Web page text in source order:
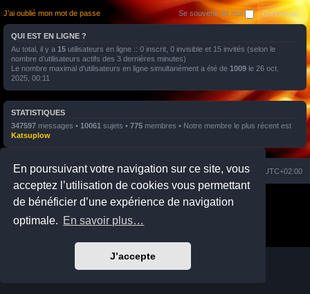
En poursuivant votre navigation sur ce site, vous
acceptez l’utilisation de cookies vous permettant
de bénéficier d’une expérience de navigation
optimale. En savoir plus…
J’accepte
J’ai oublié mon mot de passe Se souvenir de moi
QUI EST EN LIGNE ?
Au total, il y a 15 utilisateurs en ligne :: 0 inscrit, 0 invisible et 15 invités (selon le
nombre d’utilisateurs actifs des 3 dernières minutes)
Le nombre maximal d’utilisateurs en ligne simultanément a été de 1009 le 26 oct.
2025, 00:11
STATISTIQUES
347597 messages • 10061 sujets • 775 membres • Notre membre le plus récent est
Katsuplow
Nuage Portail Accueil du forum Fuseau horaire sur UTC+02:00
Développé par phpBB
® Forum Software © phpBB Limited
Prosilver Dark Edition by
Premium phpBB Styles
Traduction française officielle